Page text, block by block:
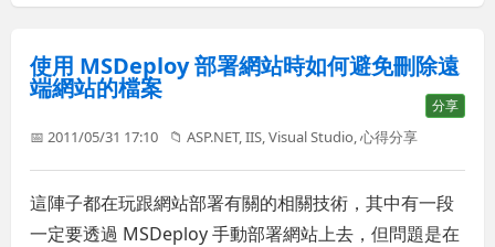
使用 MSDeploy 部署網站時如何避免刪除遠
端網站的檔案
分享
📅 2011/05/31 17:10 📁ASP.NET,IIS,Visual Studio,心得分享
這陣子都在玩跟網站部署有關的相關技術，其中有一段
一定要透過 MSDeploy 手動部署網站上去，但問題是在